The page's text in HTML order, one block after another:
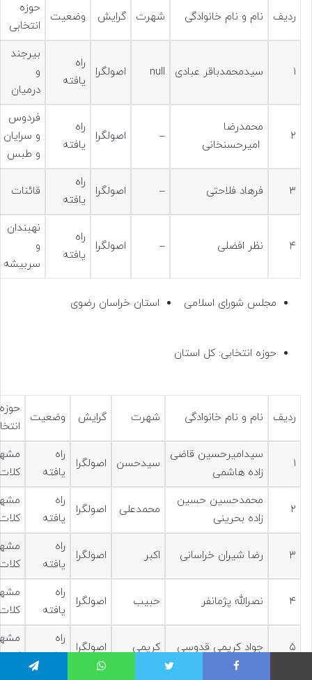
ردیف نام و نام خانوادگی شهرت گرایش وضعیت
حوزه
انتخابی
۱ سیدمحمدباقر عبادی null اصولگرا
راه
یافته
بیرجند
و
درمیان
۲
محمدرضا
امیرحسنخانی
– اصولگرا
راه
یافته
فردوس
و سرایان
و طبس
۳ فرهاد فلاحتی – اصولگرا
راه
یافته
قائنات
۴ نظر افضلی – اصولگرا
راه
یافته
نهبندان
و
سربیشه
مجلس شورای اسلامی استان خراسان رضوی
حوزه انتخابی: کل استان
ردیف نام و نام خانوادگی شهرت گرایش وضعیت
حوزه
۱
سیدامیرحسین قاضی
زاده هاشمی
سیدحسن اصولگرا
راه
یافته
۲
محمدحسین حسین
زاده بحرینی
محمدعلی اصولگرا
راه
یافته
۳ رضا شیران خراسانی اکبر اصولگرا
راه
یافته
۴ نصرالله پژمانفر حبیب اصولگرا
راه
یافته
۵ جواد کریمی قدوسی کریمی اصولگرا
راه
یافته